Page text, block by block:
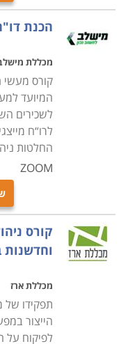
הכנת
מכללת
קורס מעשי
המיועד
לשכירים
לרו“ח
החלטות
ZOOM
קורס
וחדשנות
מכללת ארז
תפקידו של
הייצור
לפיקוח על